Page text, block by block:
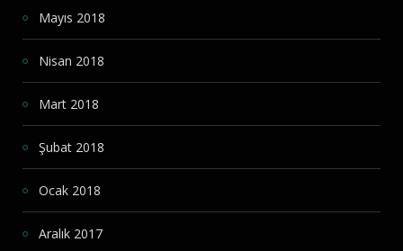
Mayıs 2018
Nisan 2018
Mart 2018
Şubat 2018
Ocak 2018
Aralık 2017